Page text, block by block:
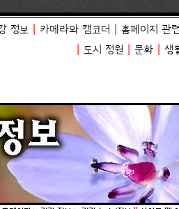
정보 카메라와 캠코더 홈페이지 관련
도시 정원 문화 생